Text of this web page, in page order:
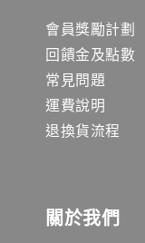
會員獎勵計劃
回饋金及點數
常見問題
運費說明
退換貨流程
關於我們